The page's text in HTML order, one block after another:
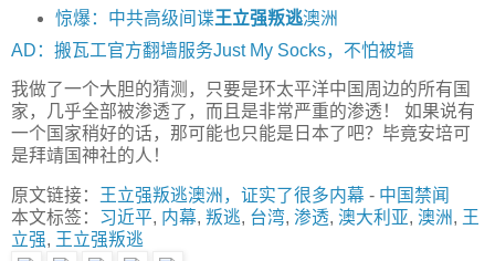
惊爆：中共高级间谍王立强叛逃澳洲
AD：搬瓦工官方翻墙服务Just My Socks，不怕被墙
我做了一个大胆的猜测，只要是环太平洋中国周边的所有国
家，几乎全部被渗透了，而且是非常严重的渗透！ 如果说有
一个国家稍好的话，那可能也只能是日本了吧？毕竟安培可
是拜靖国神社的人！
原文链接： 王立强叛逃澳洲，证实了很多内幕 - 中国禁闻
本文标签： 习近平, 内幕, 叛逃, 台湾, 渗透, 澳大利亚, 澳洲, 王
立强, 王立强叛逃